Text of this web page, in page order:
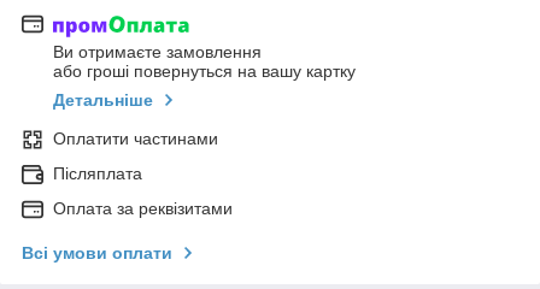
Ви отримаєте замовлення
або гроші повернуться на вашу картку
Детальніше
Оплатити частинами
Післяплата
Оплата за реквізитами
Всі умови оплати